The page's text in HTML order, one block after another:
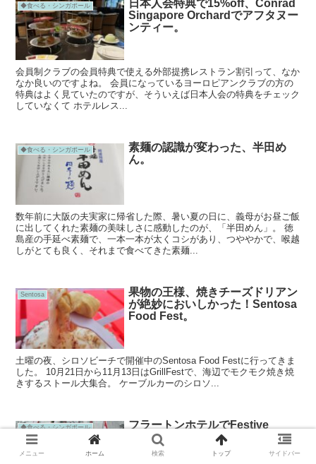
◆食べる・シンガポール
日本人会特典で15%off、Conrad
Singapore Orchardでアフタヌー
ンティー。
会員制クラブの会員特典で使える外部提携レストラン割引って、なか
なか良いのですよね。 会員になっているヨーロピアンクラブの方の
特典はよく見ていたのですが、そういえば日本人会の特典をチェック
していなくて ホテルレス...
◆食べる・シンガポール
素麺の認識が変わった、半田め
ん。
数年前に大阪の夫実家に帰省した際、暑い夏の日に、義母がお昼ご飯
に出してくれた素麺の美味しさに感動したのが、「半田めん」。 徳
島産の手延べ素麺で、一本一本が太くコシがあり、つややかで、喉越
しがとても良く、それまで食べてきた素麺...
Sentosa
果物の王様、焼きチーズドリアン
が絶妙においしかった！Sentosa
Food Fest。
土曜の夜、シロソビーチで開催中のSentosa Food Festに行ってきま
した。 10月21日から11月13日はGrillFestで、海辺でモクモク焼き焼
きするストール大集合。 ケーブルカーのシロソ...
◆食べる・シンガポール
フラートンホテルでFestive
Traditions Afternoon Tea
メニュー ホーム 検索 トップ サイドバー